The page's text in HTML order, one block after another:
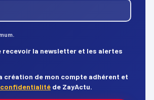
recevoir la newsletter et les alertes
création de mon compte adhérent et
de ZayActu.